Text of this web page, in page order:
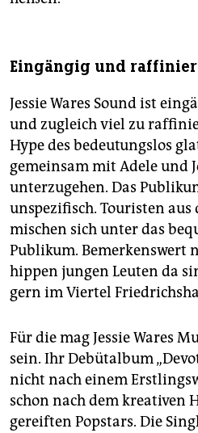
Eingängig und
Jessie Wares Sound ist
und zugleich viel zu
Hype des bedeutungslos
gemeinsam mit Adele und
unterzugehen. Das
unspezifisch. Touristen
mischen sich unter das
Publikum. Bemerkenswert
hippen jungen Leuten da
gern im Viertel
Für die mag Jessie Wares
sein. Ihr Debütalbum
nicht nach einem
schon nach dem kreativen
gereiften Popstars. Die